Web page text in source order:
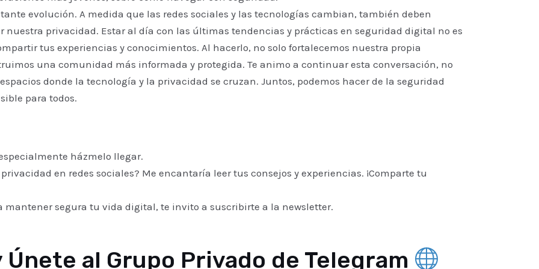
evolución. A medida que las redes sociales y las tecnologías cambian, también deben
nuestra privacidad. Estar al día con las últimas tendencias y prácticas en seguridad digital no es
tus experiencias y conocimientos. Al hacerlo, no solo fortalecemos nuestra propia
una comunidad más informada y protegida. Te animo a continuar esta conversación, no
donde la tecnología y la privacidad se cruzan. Juntos, podemos hacer de la seguridad
para todos.
házmelo llegar.
en redes sociales? Me encantaría leer tus consejos y experiencias. ¡Comparte tu
mantener segura tu vida digital, te invito a suscribirte a la newsletter.
al Grupo Privado de Telegram